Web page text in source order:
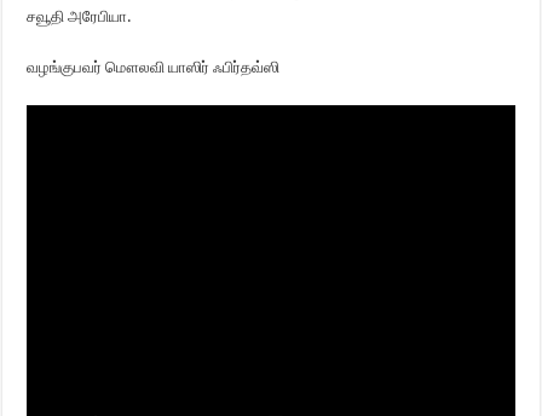
சவூதி அரேபியா.
வழங்குபவர் மௌலவி யாஸிர் ஃபிர்தவ்ஸி